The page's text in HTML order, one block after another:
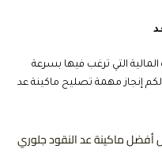
التي ترغب فيها بسرعة
إنجاز مهمة تصليح ماكينة عد
ماكينة عد النقود جلوري